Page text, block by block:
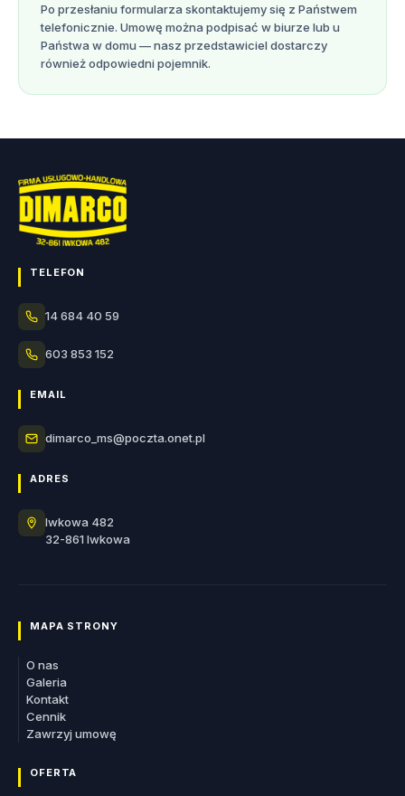
Po przesłaniu formularza skontaktujemy się z Państwem
telefonicznie. Umowę można podpisać w biurze lub u
Państwa w domu — nasz przedstawiciel dostarczy
również odpowiedni pojemnik.
TELEFON
14 684 40 59
603 853 152
EMAIL
dimarco_ms@poczta.onet.pl
ADRES
Iwkowa 482
32-861 Iwkowa
MAPA STRONY
O nas
Galeria
Kontakt
Cennik
Zawrzyj umowę
OFERTA